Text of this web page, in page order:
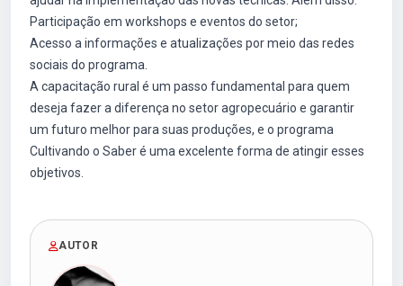
Participação em workshops e eventos do setor;
Acesso a informações e atualizações por meio das redes
sociais do programa.
A capacitação rural é um passo fundamental para quem
deseja fazer a diferença no setor agropecuário e garantir
um futuro melhor para suas produções, e o programa
Cultivando o Saber é uma excelente forma de atingir esses
objetivos.
AUTOR